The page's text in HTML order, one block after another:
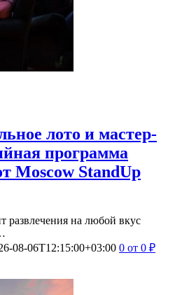
лото и мастер-
программа
Moscow StandUp
развлечения на любой вкус
08-06T12:15:00+03:00 0 от 0 ₽